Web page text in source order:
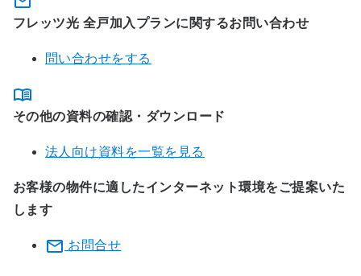
フレッツ光 全戸加入プランに関するお問い合わせ
問い合わせをする
その他の資料の確認・ダウンロード
法人向け資料を一覧を見る
お客様の物件に適したインターネット環境をご提案いた
します
お問合せ